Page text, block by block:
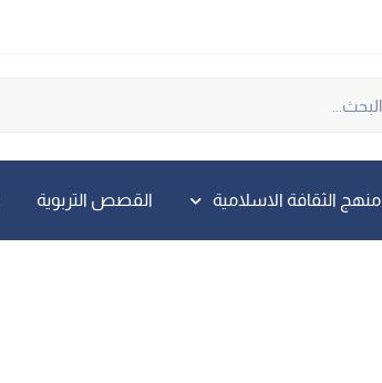
منهج الثقافة الاسلامية القصص التربوية